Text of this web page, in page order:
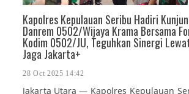
Kapolres Kepulauan Seribu Hadiri
Danrem 0502/Wijaya Krama Bersama
Kodim 0502/JU, Teguhkan Sinergi
Jaga Jakarta+
28 Oct 2025 14:42
Jakarta Utara — Kapolres Kepulauan